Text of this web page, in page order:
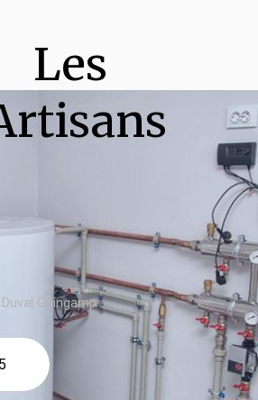
Les
Guingamp